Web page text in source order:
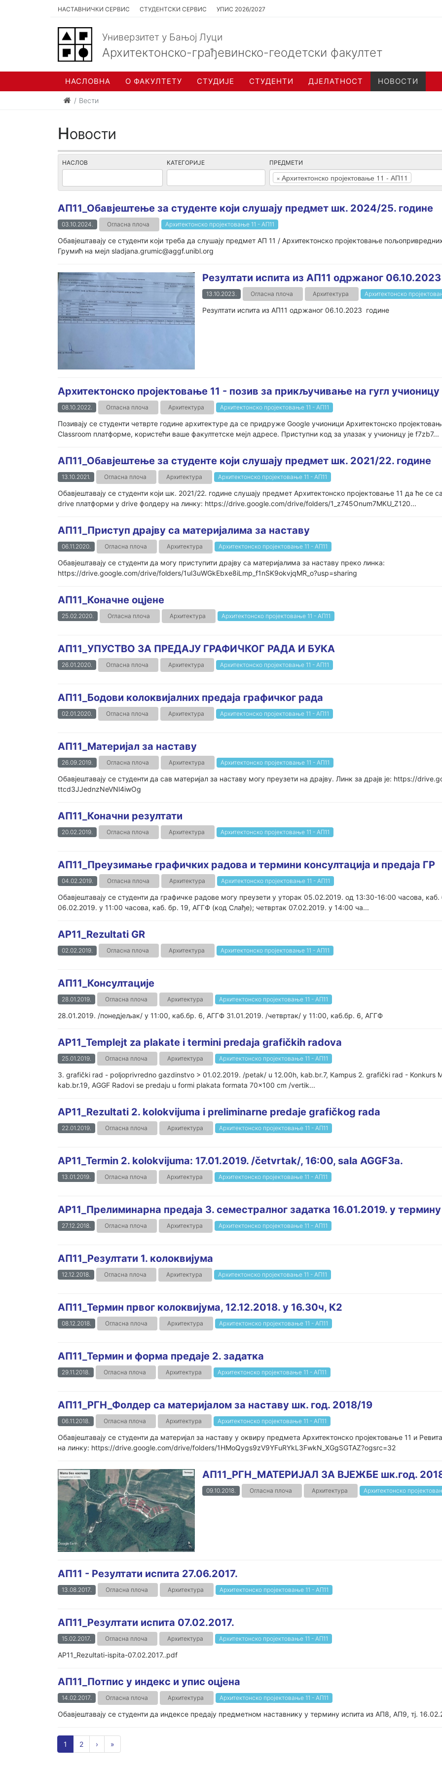
НАСТАВНИЧКИ СЕРВИС СТУДЕНТСКИ СЕРВИС УПИС 2026/2027
Универзитет у Бањој Луци
Архитектонско-грађевинско-геодетски факултет
НАСЛОВНА О ФАКУЛТЕТУ СТУДИЈЕ СТУДЕНТИ ДЈЕЛАТНОСТ НОВОСТИ
Вести
Новости
НАСЛОВ КАТЕГОРИЈЕ ПРЕДМЕТИ
× Архитектонско пројектовање 11 - АП11
AП11_Обавјештење за студенте који слушају предмет шк. 2024/25. године
03.10.2024. Огласна плоча Архитектонско пројектовање 11 - АП11
Обавјештавају се студенти који треба да слушају предмет АП 11 / Архитектонско пројектовање
Грумић на мејл sladjana.grumic@aggf.unibl.org
Резултати испита из АП11 одржаног
13.10.2023. Огласна плоча Архитектура Архитектонско
Резултати испита из АП11 одржаног 06.10.2023 године
Архитектонско пројектовање 11 - позив за прикључивање на гугл учионицу
08.10.2022. Огласна плоча Архитектура Архитектонско пројектовање 11 - АП11
Позивају се студенти четврте године архитектуре да се придруже Google учионици Архитектонско
Classroom платформе, користећи ваше факултетске мејл адресе. Приступни код за улазак у учионицу је f7zb7...
AП11_Обавјештење за студенте који слушају предмет шк. 2021/22. године
13.10.2021. Огласна плоча Архитектура Архитектонско пројектовање 11 - АП11
Обавјештавају се студенти који шк. 2021/22. године слушају предмет Архитектонско пројектовање 11 да ће се
drive платформи у drive фолдеру на линку: https://drive.google.com/drive/folders/1_z745Onum7MKU_Z120...
АП11_Приступ драјву са материјалима за наставу
06.11.2020. Огласна плоча Архитектура Архитектонско пројектовање 11 - АП11
Обавјештавају се студенти да могу приступити драјву са материјалима за наставу преко линка:
https://drive.google.com/drive/folders/1ul3uWGkEbxe8iLmp_f1nSK9okvjqMR_o?usp=sharing
АП11_Коначне оцјене
25.02.2020. Огласна плоча Архитектура Архитектонско пројектовање 11 - АП11
АП11_УПУСТВО ЗА ПРЕДАЈУ ГРАФИЧКОГ РАДА И БУКА
26.01.2020. Огласна плоча Архитектура Архитектонско пројектовање 11 - АП11
АП11_Бодови колоквијалних предаја графичког рада
02.01.2020. Огласна плоча Архитектура Архитектонско пројектовање 11 - АП11
АП11_Материјал за наставу
26.09.2019. Огласна плоча Архитектура Архитектонско пројектовање 11 - АП11
Обавјештавају се студенти да сав материјал за наставу могу преузети на драјву. Линк за драјв је: https://
ttcd3JJednzNeVNl4iwOg
АП11_Коначни резултати
20.02.2019. Огласна плоча Архитектура Архитектонско пројектовање 11 - АП11
АП11_Преузимање графичких радова и термини консултација и предаја ГР
04.02.2019. Огласна плоча Архитектура Архитектонско пројектовање 11 - АП11
Обавјештавају се студенти да графичке радове могу преузети у уторак 05.02.2019. од 13:30-16:00 часова,
06.02.2019. у 11:00 часова, каб. бр. 19, АГГФ (код Слађе); четвртак 07.02.2019. у 14:00 ча...
AP11_Rezultati GR
02.02.2019. Огласна плоча Архитектура Архитектонско пројектовање 11 - АП11
АП11_Консултације
28.01.2019. Огласна плоча Архитектура Архитектонско пројектовање 11 - АП11
28.01.2019. /понедјељак/ у 11:00, каб.бр. 6, АГГФ 31.01.2019. /четвртак/ у 11:00, каб.бр. 6, АГГФ
AP11_Templejt za plakate i termini predaja grafičkih radova
25.01.2019. Огласна плоча Архитектура Архитектонско пројектовање 11 - АП11
3. grafički rad - poljoprivredno gazdinstvo > 01.02.2019. /petak/ u 12.00h, kab.br.7, Kampus 2. grafički rad - Konkurs
kab.br.19, AGGF Radovi se predaju u formi plakata formata 70x100 cm /vertik...
AP11_Rezultati 2. kolokvijuma i preliminarne predaje grafičkog rada
22.01.2019. Огласна плоча Архитектура Архитектонско пројектовање 11 - АП11
AP11_Termin 2. kolokvijuma: 17.01.2019. /četvrtak/, 16:00, sala AGGF3a.
13.01.2019. Огласна плоча Архитектура Архитектонско пројектовање 11 - АП11
AP11_Прелиминарна предаја 3. семестралног задатка 16.01.2019. у
27.12.2018. Огласна плоча Архитектура Архитектонско пројектовање 11 - АП11
АП11_Резултати 1. колоквијума
12.12.2018. Огласна плоча Архитектура Архитектонско пројектовање 11 - АП11
АП11_Термин првог колоквијума, 12.12.2018. у 16.30ч, К2
08.12.2018. Огласна плоча Архитектура Архитектонско пројектовање 11 - АП11
AП11_Термин и форма предаје 2. задатка
29.11.2018. Огласна плоча Архитектура Архитектонско пројектовање 11 - АП11
АП11_РГН_Фолдер са материјалом за наставу шк. год. 2018/19
06.11.2018. Огласна плоча Архитектура Архитектонско пројектовање 11 - АП11
Обавјештавају се студенти да материјал за наставу у оквиру предмета Архитектонско пројектовање 11 и
на линку: https://drive.google.com/drive/folders/1HMoQygs9zV9YFuRYkL3FwkN_XGgSGTAZ?ogsrc=32
АП11_РГН_МАТЕРИЈАЛ ЗА ВЈЕЖБЕ шк.год.
09.10.2018. Огласна плоча Архитектура Архитектонско
АП11 - Резултати испита 27.06.2017.
13.08.2017. Огласна плоча Архитектура Архитектонско пројектовање 11 - АП11
АП11_Резултати испита 07.02.2017.
15.02.2017. Огласна плоча Архитектура Архитектонско пројектовање 11 - АП11
AP11_Rezultati-ispita-07.02.2017..pdf
АП11_Потпис у индекс и упис оцјена
14.02.2017. Огласна плоча Архитектура Архитектонско пројектовање 11 - АП11
Обавјештавају се студенти да индексе предају предметном наставнику у термину испита из АП8, АП9, тј.
1 2 › »